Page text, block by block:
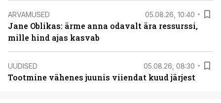
ARVAMUSED 05.08.26, 10:40
Jane Oblikas: ärme anna odavalt ära ressurssi,
mille hind ajas kasvab
UUDISED 05.08.26, 08:30
Tootmine vähenes juunis viiendat kuud järjest